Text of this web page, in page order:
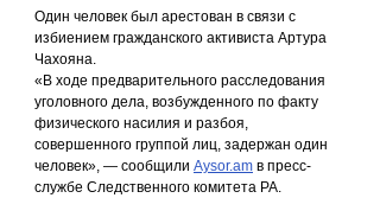
Один человек был арестован в связи с
избиением гражданского активиста Артура
Чахояна.
«В ходе предварительного расследования
уголовного дела, возбужденного по факту
физического насилия и разбоя,
совершенного группой лиц, задержан один
человек», — сообщили Aysor.am в пресс-
службе Следственного комитета РА.